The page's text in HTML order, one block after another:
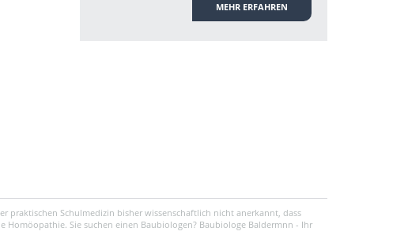
MEHR ERFAHREN
praktischen Schulmedizin bisher wissenschaftlich nicht anerkannt, dass
Sie suchen einen Baubiologen? Baubiologe Baldermnn - Ihr